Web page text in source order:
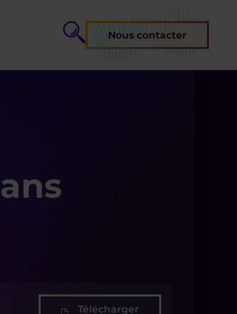
Nous contacter
Télécharger